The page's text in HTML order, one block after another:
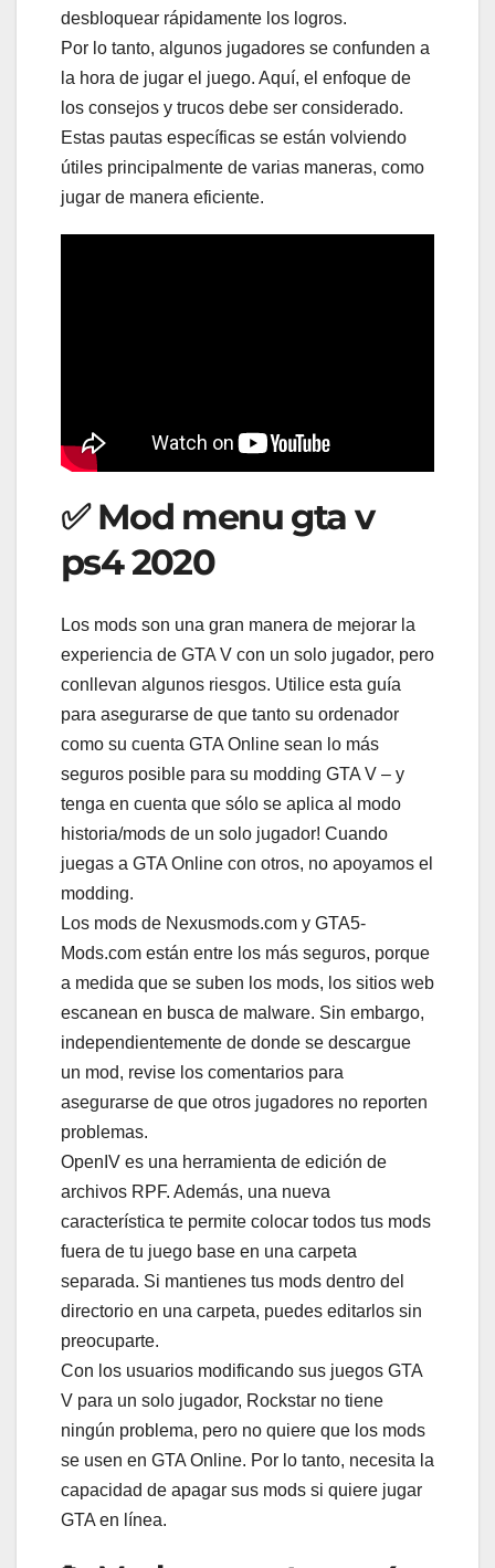
desbloquear rápidamente los logros.
Por lo tanto, algunos jugadores se confunden a
la hora de jugar el juego. Aquí, el enfoque de
los consejos y trucos debe ser considerado.
Estas pautas específicas se están volviendo
útiles principalmente de varias maneras, como
jugar de manera eficiente.
✅ Mod menu gta v
ps4 2020
Los mods son una gran manera de mejorar la
experiencia de GTA V con un solo jugador, pero
conllevan algunos riesgos. Utilice esta guía
para asegurarse de que tanto su ordenador
como su cuenta GTA Online sean lo más
seguros posible para su modding GTA V – y
tenga en cuenta que sólo se aplica al modo
historia/mods de un solo jugador! Cuando
juegas a GTA Online con otros, no apoyamos el
modding.
Los mods de Nexusmods.com y GTA5-
Mods.com están entre los más seguros, porque
a medida que se suben los mods, los sitios web
escanean en busca de malware. Sin embargo,
independientemente de donde se descargue
un mod, revise los comentarios para
asegurarse de que otros jugadores no reporten
problemas.
OpenIV es una herramienta de edición de
archivos RPF. Además, una nueva
característica te permite colocar todos tus mods
fuera de tu juego base en una carpeta
separada. Si mantienes tus mods dentro del
directorio en una carpeta, puedes editarlos sin
preocuparte.
Con los usuarios modificando sus juegos GTA
V para un solo jugador, Rockstar no tiene
ningún problema, pero no quiere que los mods
se usen en GTA Online. Por lo tanto, necesita la
capacidad de apagar sus mods si quiere jugar
GTA en línea.